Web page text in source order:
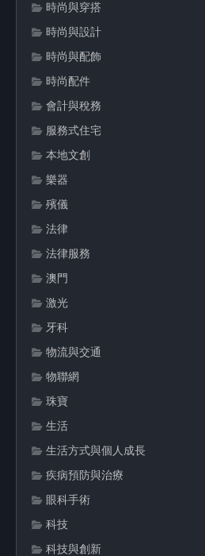
時尚與穿搭
時尚與設計
時尚與配飾
時尚配件
會計與稅務
服務式住宅
本地文創
樂器
殯儀
法律
法律服務
澳門
激光
牙科
物流與交通
物聯網
珠寶
生活
生活方式與個人成長
疾病預防與治療
眼科手術
科技
科技與創新